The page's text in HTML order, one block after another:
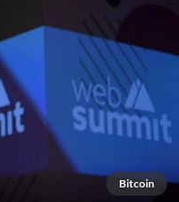
Bitcoin